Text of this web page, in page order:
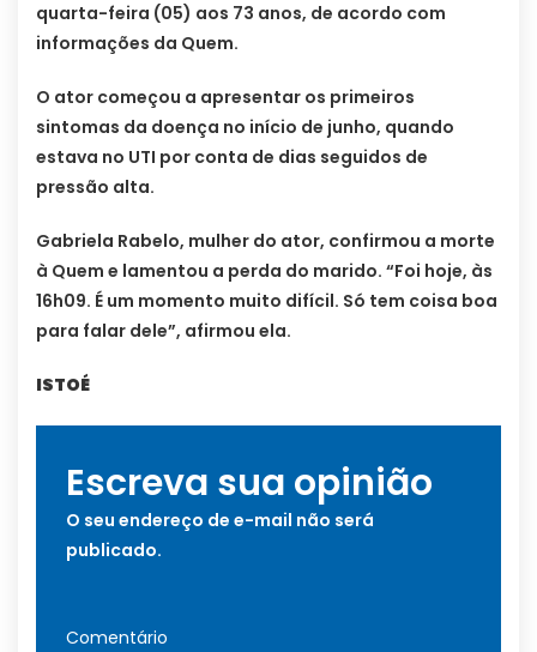
quarta-feira (05) aos 73 anos, de acordo com
informações da Quem.
O ator começou a apresentar os primeiros
sintomas da doença no início de junho, quando
estava no UTI por conta de dias seguidos de
pressão alta.
Gabriela Rabelo, mulher do ator, confirmou a morte
à Quem e lamentou a perda do marido. “Foi hoje, às
16h09. É um momento muito difícil. Só tem coisa boa
para falar dele”, afirmou ela.
ISTOÉ
Escreva sua opinião
O seu endereço de e-mail não será
publicado.
Comentário